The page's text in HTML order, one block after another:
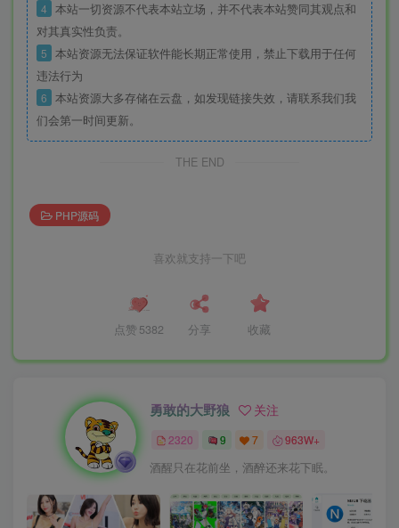
4 本站一切资源不代表本站立场，并不代表本站赞同其观点和
对其真实性负责。
5 本站资源无法保证软件能长期正常使用，禁止下载用于任何
违法行为
6 本站资源大多存储在云盘，如发现链接失效，请联系我们我
们会第一时间更新。
THE END
PHP源码
喜欢就支持一下吧
点赞 5382 分享 收藏
勇敢的大野狼 关注
2320 9 7 963W+
酒醒只在花前坐，酒醉还来花下眠。